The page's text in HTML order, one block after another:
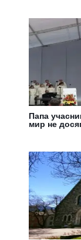
Папа
мир не